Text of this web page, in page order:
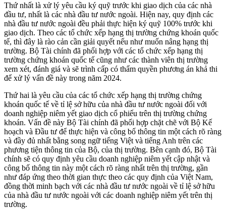
Thứ nhất là xử lý yêu cầu ký quỹ trước khi giao dịch của các nhà
đầu tư, nhất là các nhà đầu tư nước ngoài. Hiện nay, quy định các
nhà đầu tư nước ngoài đều phải thực hiện ký quỹ 100% trước khi
giao dịch. Theo các tổ chức xếp hạng thị trường chứng khoán quốc
tế, thì đây là rào cản cần giải quyết nếu như muốn nâng hạng thị
trường. Bộ Tài chính đã phối hợp với các tổ chức xếp hạng thị
trường chứng khoán quốc tế cũng như các thành viên thị trường
xem xét, đánh giá và sẽ trình cấp có thẩm quyền phương án khả thi
để xử lý vấn đề này trong năm 2024.
Thứ hai là yêu cầu của các tổ chức xếp hạng thị trường chứng
khoán quốc tế về tỉ lệ sở hữu của nhà đầu tư nước ngoài đối với
doanh nghiệp niêm yết giao dịch cổ phiếu trên thị trường chứng
khoán. Vấn đề này Bộ Tài chính đã phối hợp chặt chẽ với Bộ Kế
hoạch và Đầu tư để thực hiện và công bố thông tin một cách rõ ràng
và đầy đủ nhất bằng song ngữ tiếng Việt và tiếng Anh trên các
phương tiện thông tin của Bộ, của thị trường. Bên cạnh đó, Bộ Tài
chính sẽ có quy định yêu cầu doanh nghiệp niêm yết cập nhật và
công bố thông tin này một cách rõ ràng nhất trên thị trường, gần
như đáp ứng theo thời gian thực theo các quy định của Việt Nam,
đồng thời minh bạch với các nhà đầu tư nước ngoài về tỉ lệ sở hữu
của nhà đầu tư nước ngoài với các doanh nghiệp niêm yết trên thị
trường.